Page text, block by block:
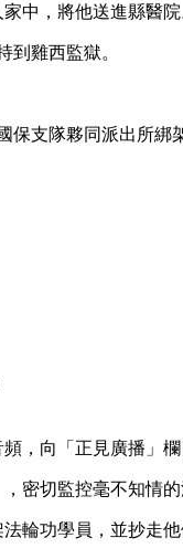
中，將他送進縣醫
到雞西監獄。
保支隊夥同派出所
，向「正見廣播」
密切監控毫不知情的
輪功學員，並抄走